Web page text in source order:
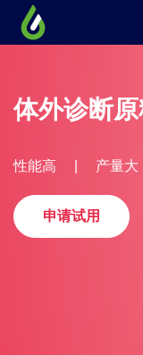
体外诊断
性能高 产量大
申请试用